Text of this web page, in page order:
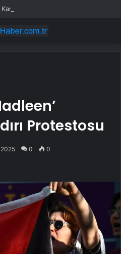
Çıktı, Bıçaklandı
Protestosu
0 0